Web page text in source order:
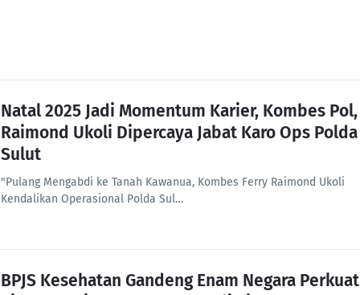
Natal 2025 Jadi Momentum Karier, Kombes Pol,
Raimond Ukoli Dipercaya Jabat Karo Ops Polda
Sulut
"Pulang Mengabdi ke Tanah Kawanua, Kombes Ferry Raimond Ukoli
Kendalikan Operasional Polda Sul…
BPJS Kesehatan Gandeng Enam Negara Perkuat